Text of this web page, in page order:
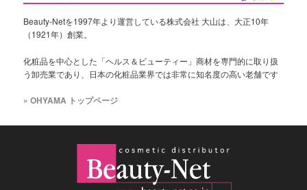
Beauty-Netを1997年より運営している株式会社 大山は、大正10年
（1921年）創業。
化粧品を中心とした「ヘルス＆ビューティー」商材を専門的に取り扱
う卸売業であり、日本の化粧品業界では非常に知名度の高い老舗です
» OHYAMA トップページ